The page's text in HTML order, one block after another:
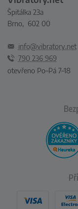
Špitálka 23a
Brno, 602 00
info@vibratory.net
790 236 969
otevřeno Po–Pá 7–18